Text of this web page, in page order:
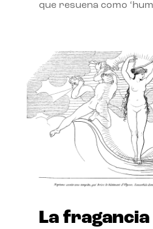
que resuena como
La